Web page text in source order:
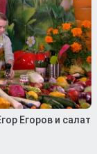
Егоров и салат